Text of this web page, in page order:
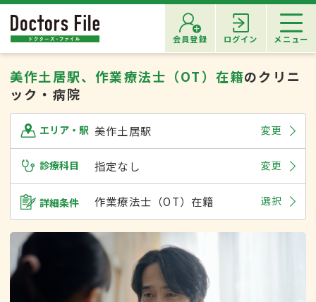
会員登録 ログイン メニュー
美作土居駅、作業療法士（OT）在籍のクリニ
ック・病院
エリア・駅 美作土居駅 変更
診療科目 指定なし 変更
詳細条件 作業療法士（OT）在籍 選択